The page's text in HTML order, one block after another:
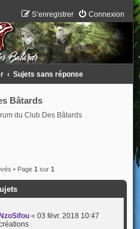
Connexion
S’enregistrer
Sujets sans réponse
Bâtards
du Club Des Bâtards
• Page1 sur1
« 03 févr. 2018 10:47